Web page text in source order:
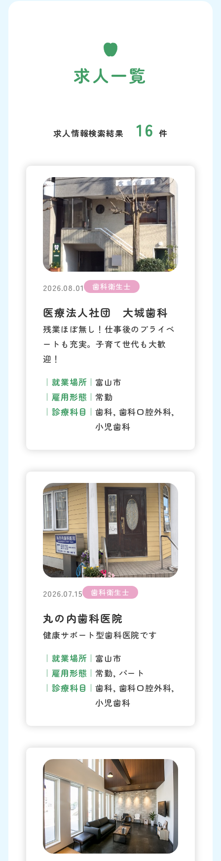
求人一覧
求人情報検索結果 16 件
2026.08.01 歯科衛生士
医療法人社団 大城歯科
残業ほぼ無し！仕事後のプライベ
ートも充実。子育て世代も大歓
迎！
就業場所
富山市
雇用形態
常勤
診療科目
歯科, 歯科口腔外科,
小児歯科
2026.07.15 歯科衛生士
丸の内歯科医院
健康サポート型歯科医院です
就業場所
富山市
雇用形態
常勤, パート
診療科目
歯科, 歯科口腔外科,
小児歯科